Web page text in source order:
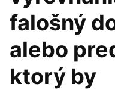
falošný
alebo
ktorý by